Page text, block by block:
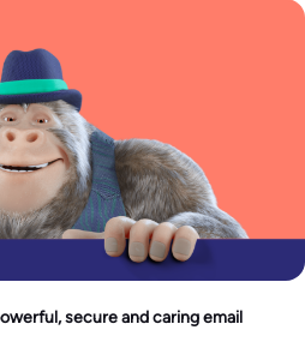
secure and caring email